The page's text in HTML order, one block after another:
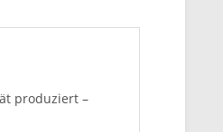
produziert –